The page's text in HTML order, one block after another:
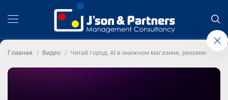
Главная Видео Читай город: AI в книжном магазине,